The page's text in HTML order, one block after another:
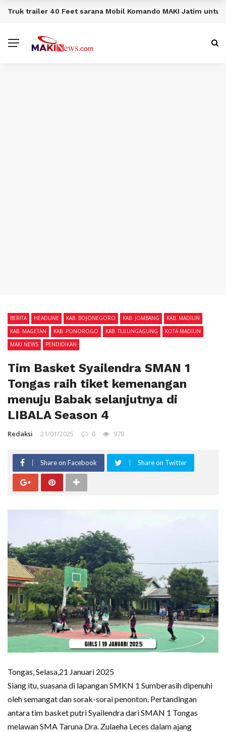
BERITA TERKINI
Truk trailer 40 Feet sarana Mobil Komando MAKI Jatim
BERITA HEADLINE KAB. BOJONEGORO KAB. JOMBANG
KAB. MADIUN
KAB. MAGETAN
KAB. PONOROGO KAB. TULUNGAGUNG
KOTA MADIUN
MAKI NEWS
PENDIDIKAN
Tim Basket Syailendra SMAN 1
Tongas raih tiket kemenangan
menuju Babak selanjutnya di
LIBALA Season 4
Redaksi 21/01/2025 0 978
Share on Facebook Share on Twitter
Tongas, Selasa,21 Januari 2025
Siang itu, suasana di lapangan SMKN 1 Sumberasih dipenuhi
oleh semangat dan sorak-sorai penonton. Pertandingan
antara tim basket putri Syailendra dari SMAN 1 Tongas
melawan SMA Taruna Dra. Zulaeha Leces dalam ajang